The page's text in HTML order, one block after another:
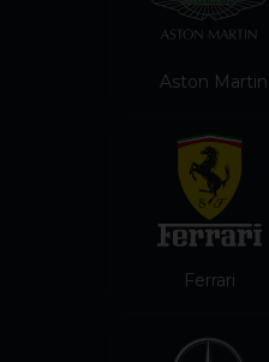
Aston Martin
Ferrari